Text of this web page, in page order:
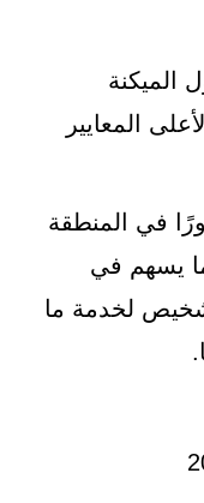
الميكنة
المعايير
في المنطقة
يسهم في
لخدمة ما